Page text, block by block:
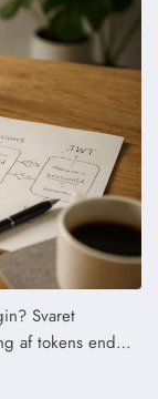
Svaret
af tokens end…